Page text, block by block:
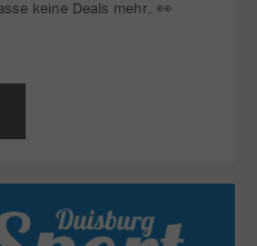
keine Deals mehr. 👀